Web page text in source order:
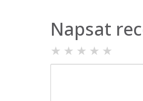
Napsat
★ ★ ★ ★ ★